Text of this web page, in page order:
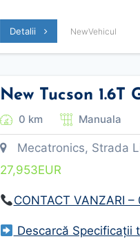
Detalii NewVehicul
New Tucson 1.6T
0 km Manuala
Mecatronics, Strada
27,953EUR
CONTACT VANZARI
Descarcă Specificații